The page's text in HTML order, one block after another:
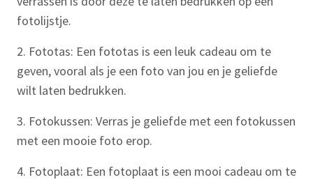
fotolijstje.
2. Fototas: Een fototas is een leuk cadeau om te
geven, vooral als je een foto van jou en je geliefde
wilt laten bedrukken.
3. Fotokussen: Verras je geliefde met een fotokussen
met een mooie foto erop.
4. Fotoplaat: Een fotoplaat is een mooi cadeau om te